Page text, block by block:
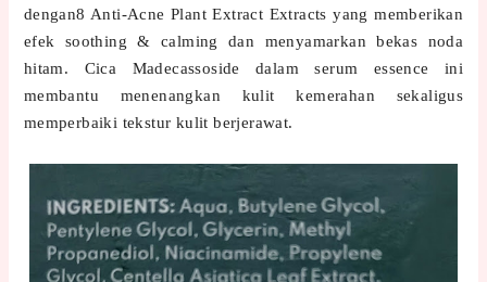
dengan8 Anti-Acne Plant Extract Extracts yang memberikan
efek soothing & calming dan menyamarkan bekas noda
hitam. Cica Madecassoside dalam serum essence ini
membantu menenangkan kulit kemerahan sekaligus
memperbaiki tekstur kulit berjerawat.